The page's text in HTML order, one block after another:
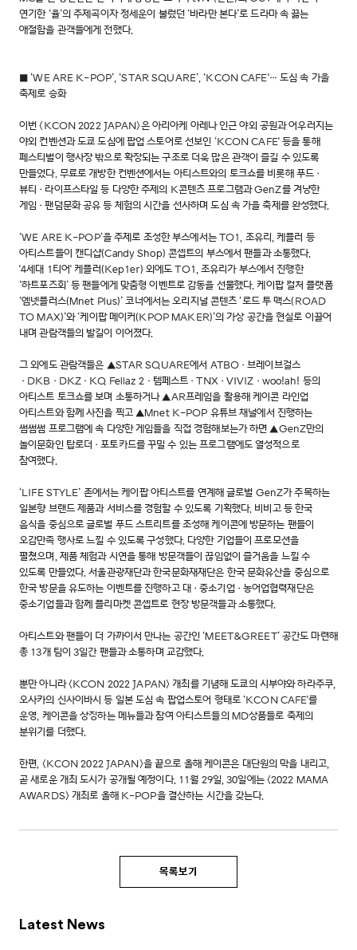
연기한 ‘율’의 주제곡이자 정세운이 불렀던 ‘바라만 본다’로 드라마 속 끓는
애절함을 관객들에게 전했다.
■ ‘WE ARE K-POP’, ‘STAR SQUARE’, ‘KCON CAFE'… 도심 속 가을
축제로 승화
이번 <KCON 2022 JAPAN>은 아리아케 아레나 인근 야외 공원과 어우러지는
야외 컨벤션과 도쿄 도심에 팝업 스토어로 선보인 ‘KCON CAFE' 등을 통해
페스티벌이 행사장 밖으로 확장되는 구조로 더욱 많은 관객이 즐길 수 있도록
만들었다. 무료로 개방한 컨벤션에서는 아티스트와의 토크쇼를 비롯해 푸드·
뷰티·라이프스타일 등 다양한 주제의 K콘텐츠 프로그램과 GenZ를 겨냥한
게임·팬덤문화 공유 등 체험의 시간을 선사하며 도심 속 가을 축제를 완성했다.
‘WE ARE K-POP’을 주제로 조성한 부스에서는 TO1, 조유리, 케플러 등
아티스트들이 캔디샵(Candy Shop) 콘셉트의 부스에서 팬들과 소통했다.
'4세대 1티어' 케플러(Kep1er) 외에도 TO1, 조유리가 부스에서 진행한
‘하트포즈회’ 등 팬들에게 맞춤형 이벤트로 감동을 선물했다. 케이팝 컬처 플랫폼
‘엠넷플러스(Mnet Plus)’ 코너에서는 오리지널 콘텐츠 ‘로드 투 맥스(ROAD
TO MAX)’와 ‘케이팝 메이커(KPOP MAKER)’의 가상 공간을 현실로 이끌어
내며 관람객들의 발길이 이어졌다.
그 외에도 관람객들은 ▲STAR SQUARE에서 ATBO·브레이브걸스
·DKB·DKZ·KQ Fellaz 2·템페스트·TNX·VIVIZ·woo!ah! 등의
아티스트 토크쇼를 보며 소통하거나 ▲AR프레임을 활용해 케이콘 라인업
아티스트와 함께 사진을 찍고 ▲Mnet K-POP 유튜브 채널에서 진행하는
썸썸썸 프로그램에 속 다양한 게임들을 직접 경험해보는가 하면 ▲GenZ만의
놀이문화인 탑로더·포토카드를 꾸밀 수 있는 프로그램에도 열성적으로
참여했다.
‘LIFE STYLE’ 존에서는 케이팝 아티스트를 연계해 글로벌 GenZ가 주목하는
일본향 브랜드 제품과 서비스를 경험할 수 있도록 기획했다. 비비고 등 한국
음식을 중심으로 글로벌 푸드 스트리트를 조성해 케이콘에 방문하는 팬들이
오감만족 행사로 느낄 수 있도록 구성했다. 다양한 기업들이 프로모션을
펼쳤으며, 제품 체험과 시연을 통해 방문객들이 끊임없이 즐거움을 느낄 수
있도록 만들었다. 서울관광재단과 한국문화재재단은 한국 문화유산을 중심으로
한국 방문을 유도하는 이벤트를 진행하고 대·중소기업·농어업협력재단은
중소기업들과 함께 플리마켓 콘셉트로 현장 방문객들과 소통했다.
아티스트와 팬들이 더 가까이서 만나는 공간인 ‘MEET&GREET’ 공간도 마련해
총 13개 팀이 3일간 팬들과 소통하며 교감했다.
뿐만 아니라 <KCON 2022 JAPAN> 개최를 기념해 도쿄의 시부야와 하라주쿠,
오사카의 신사이바시 등 일본 도심 속 팝업스토어 형태로 ‘KCON CAFE'를
운영, 케이콘을 상징하는 메뉴들과 참여 아티스트들의 MD상품들로 축제의
분위기를 더했다.
한편, <KCON 2022 JAPAN>을 끝으로 올해 케이콘은 대단원의 막을 내리고,
곧 새로운 개최 도시가 공개될 예정이다. 11월 29일, 30일에는 <2022 MAMA
AWARDS> 개최로 올해 K-POP을 결산하는 시간을 갖는다.
목록보기
Latest News